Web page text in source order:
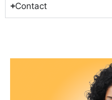
Contact